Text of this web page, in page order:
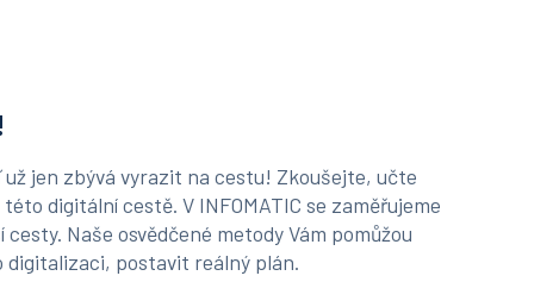
jen zbývá vyrazit na cestu! Zkoušejte, učte
digitální cestě. V INFOMATIC se zaměřujeme
Naše osvědčené metody Vám pomůžou
postavit reálný plán.